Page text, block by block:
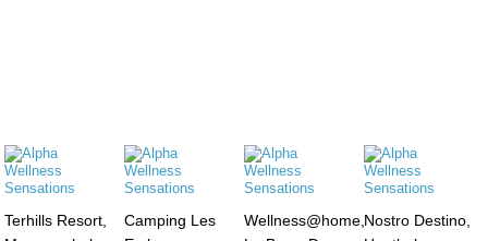
Terhills Resort,
Camping Les
Wellness@home, Nostro Destino,